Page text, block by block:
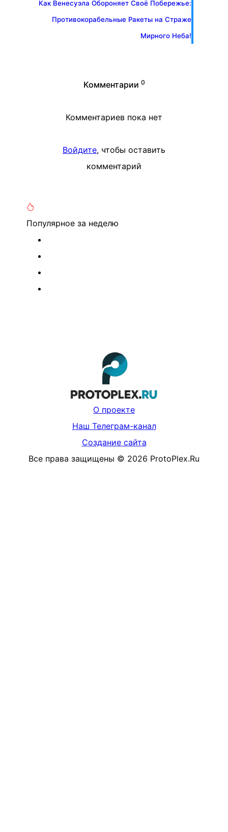
Как Венесуэла Обороняет Своё Побережье:
Противокорабельные Ракеты на Страже
Мирного Неба!
Комментарии 0
Комментариев пока нет
Войдите, чтобы оставить
комментарий
Популярное за неделю
О проекте
Наш Телеграм-канал
Создание сайта
Все права защищены © 2026 ProtoPlex.Ru